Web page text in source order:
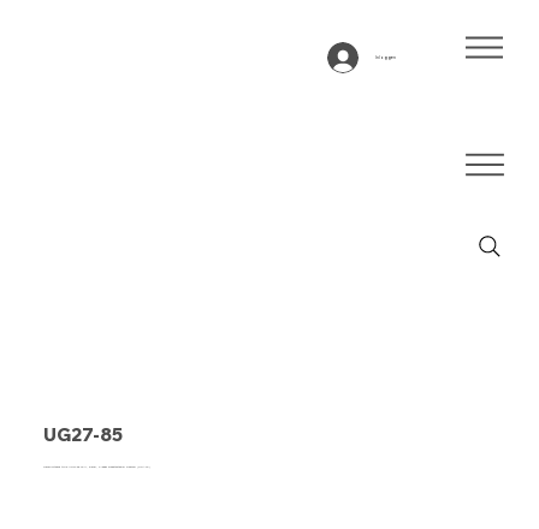
Inloggen
UG27-85
Transportband type UG27-85 SPU, blauw, 2-laags breedtestabiel weefsel (DRAFP)